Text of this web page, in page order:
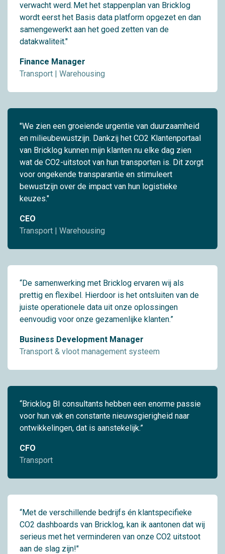
verwacht werd. Met het stappenplan van Bricklog
wordt eerst het Basis data platform opgezet en dan
samengewerkt aan het goed zetten van de
datakwaliteit."
Finance Manager
Transport | Warehousing
"We zien een groeiende urgentie van duurzaamheid
en milieubewustzijn. Dankzij het CO2 Klantenportaal
van Bricklog kunnen mijn klanten nu elke dag zien
wat de CO2-uitstoot van hun transporten is. Dit zorgt
voor ongekende transparantie en stimuleert
bewustzijn over de impact van hun logistieke
keuzes."
CEO
Transport | Warehousing
“De samenwerking met Bricklog ervaren wij als
prettig en flexibel. Hierdoor is het ontsluiten van de
juiste operationele data uit onze oplossingen
eenvoudig voor onze gezamenlijke klanten.”
Business Development Manager
Transport & vloot management systeem
“Bricklog BI consultants hebben een enorme passie
voor hun vak en constante nieuwsgierigheid naar
ontwikkelingen, dat is aanstekelijk.”
CFO
Transport
“Met de verschillende bedrijfs én klantspecifieke
CO2 dashboards van Bricklog, kan ik aantonen dat wij
serieus met het verminderen van onze CO2 uitstoot
aan de slag zijn!"